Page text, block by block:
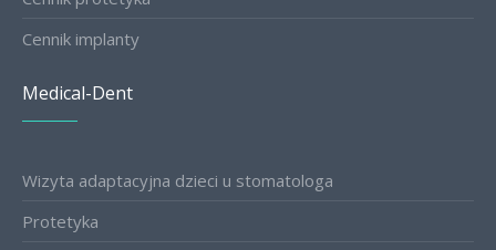
Cennik implanty
Medical-Dent
Wizyta adaptacyjna dzieci u stomatologa
Protetyka